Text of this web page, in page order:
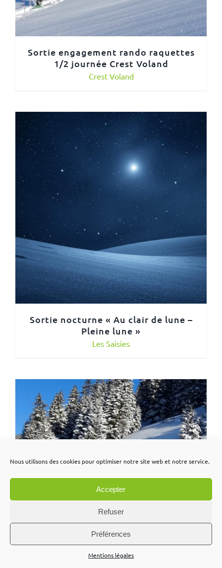
Nous utilisons des cookies pour optimiser notre site web et notre service.
Accepter
Refuser
Préférences
Mentions légales
Sortie engagement rando raquettes
1/2 journée Crest Voland
Crest Voland
Sortie nocturne « Au clair de lune –
Pleine lune »
Les Saisies